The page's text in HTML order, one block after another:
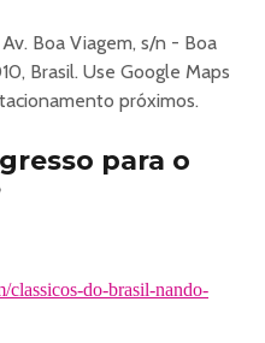
Boa Viagem, s/n - Boa
Brasil. Use Google Maps
próximos.
para o
do-brasil-nando-